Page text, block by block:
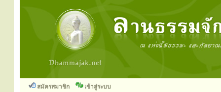
สมัครสมาชิก เข้าสู่ระบบ